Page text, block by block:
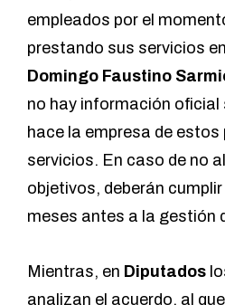
empleados por el
prestando sus servicios
Domingo Faustino
no hay información oficial
hace la empresa de
servicios. En caso de no
objetivos, deberán
meses antes a la gestión
Mientras, en Diputados
analizan el acuerdo, al